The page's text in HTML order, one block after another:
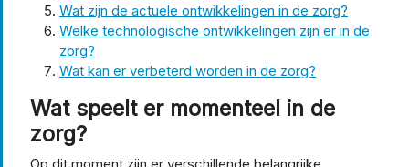
Wat zijn de actuele ontwikkelingen in de zorg?
Welke technologische ontwikkelingen zijn er in de
zorg?
Wat kan er verbeterd worden in de zorg?
Wat speelt er momenteel in de
zorg?
Op dit moment zijn er verschillende belangrijke